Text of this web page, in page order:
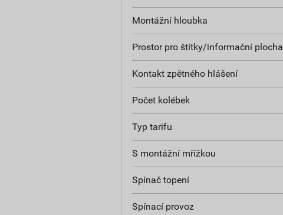
Montážní hloubka
Prostor pro štítky/informační plocha
Kontakt zpětného hlášení
Počet kolébek
Typ tarifu
S montážní mřížkou
Spínač topení
Spínací provoz